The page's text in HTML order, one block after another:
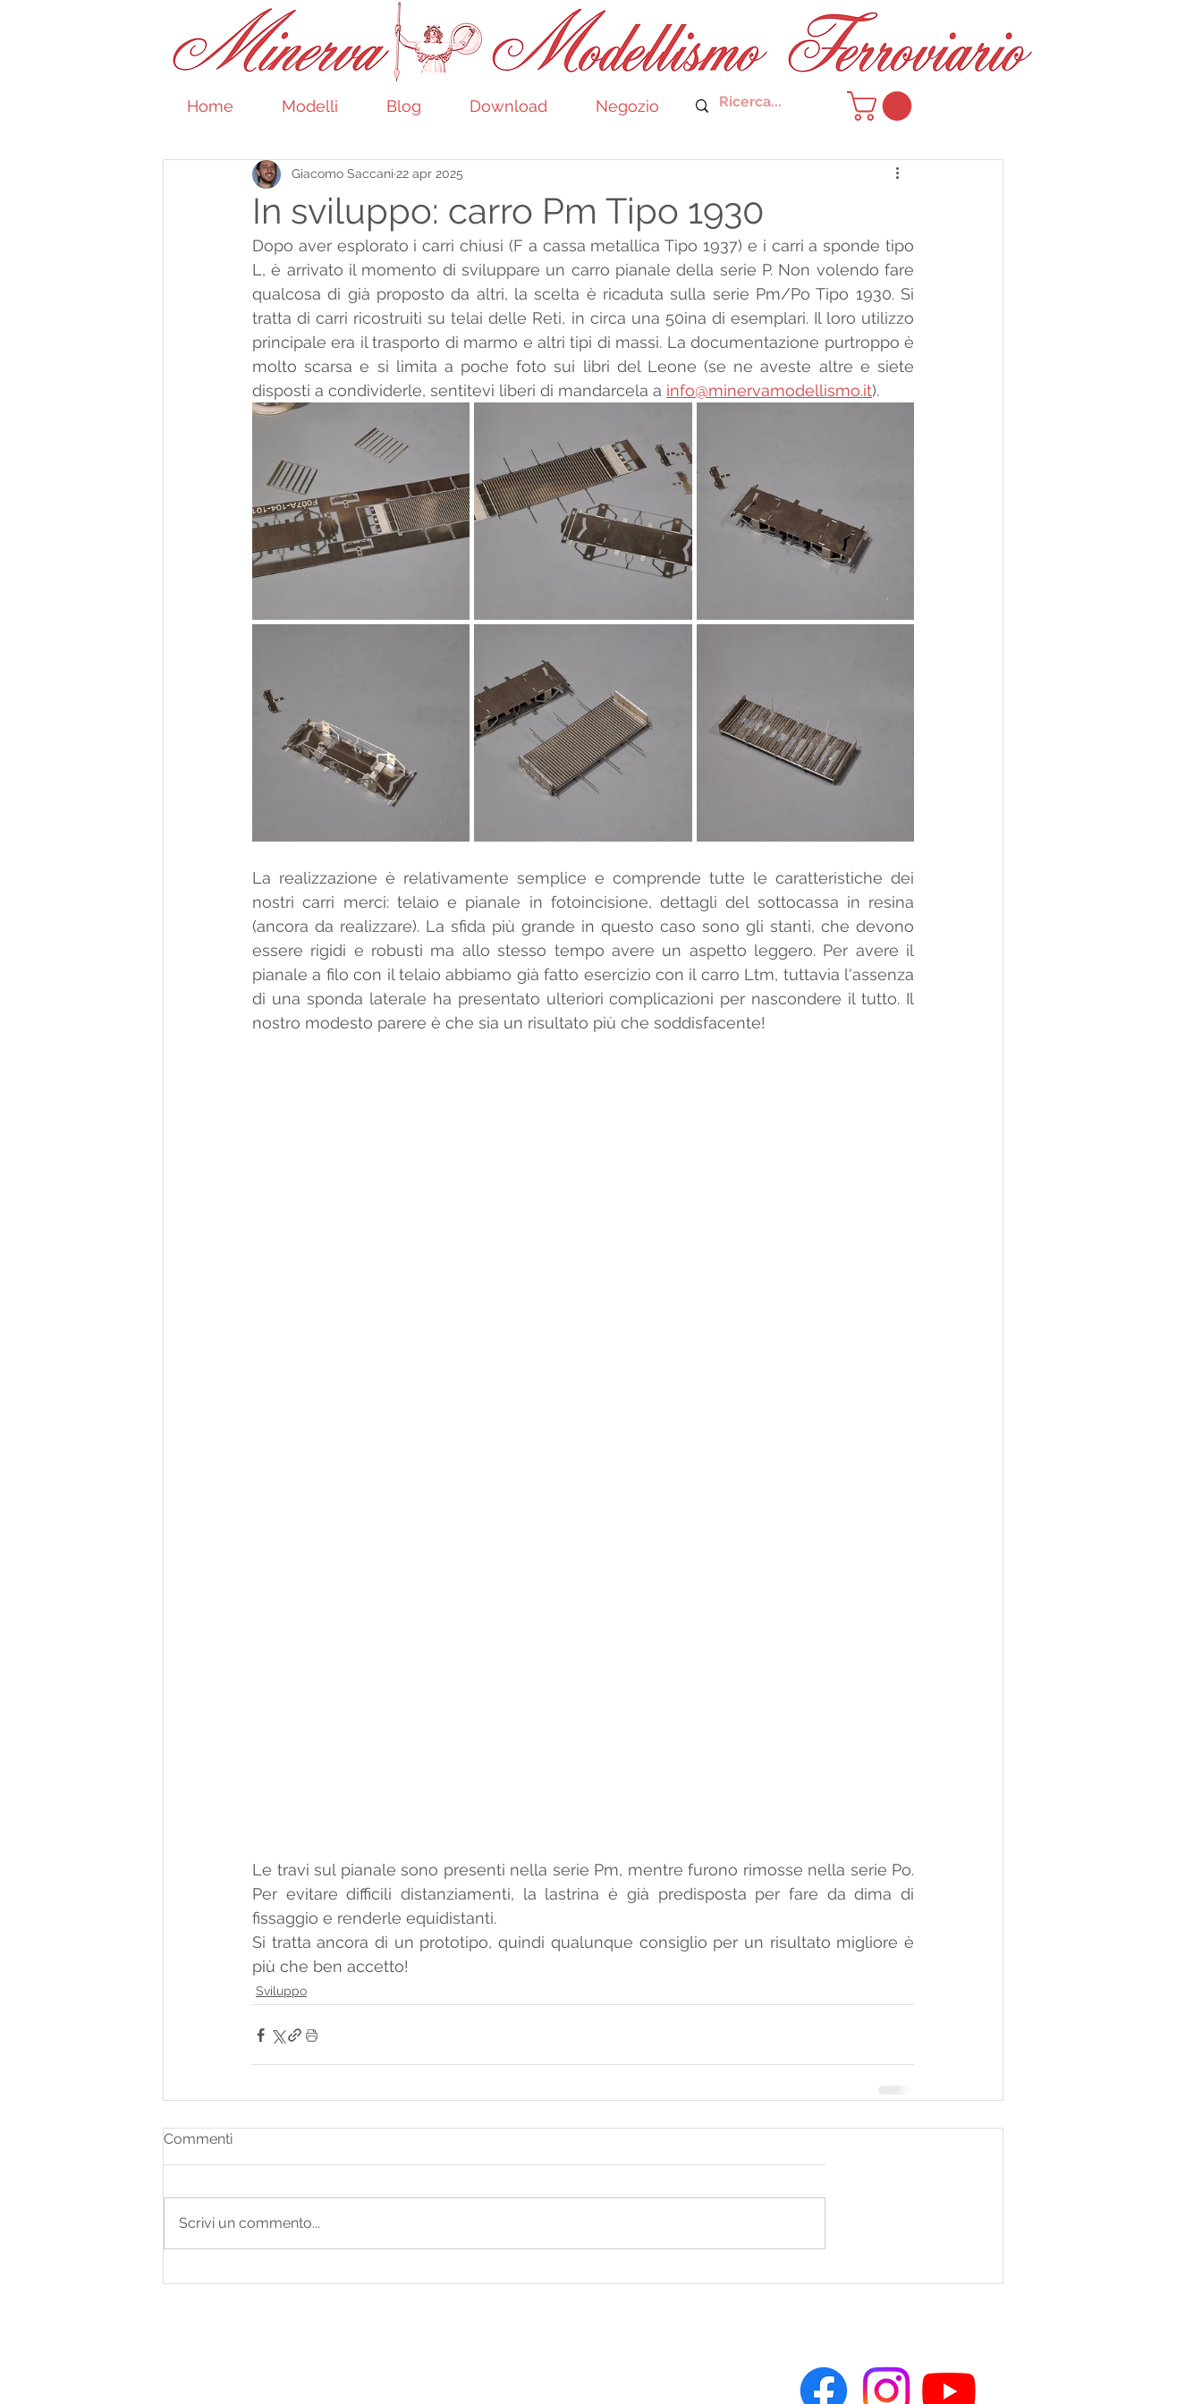
Home Modelli Blog Download Negozio
In sviluppo: carro Pm Tipo 1930
Giacomo Saccani 22 apr 2025
Dopo aver esplorato i carri chiusi (F a cassa metallica Tipo 1937) e i carri a sponde tipo
L, è arrivato il momento di sviluppare un carro pianale della serie P. Non volendo fare
qualcosa di già proposto da altri, la scelta è ricaduta sulla serie Pm/Po Tipo 1930. Si
tratta di carri ricostruiti su telai delle Reti, in circa una 50ina di esemplari. Il loro utilizzo
principale era il trasporto di marmo e altri tipi di massi. La documentazione purtroppo è
molto scarsa e si limita a poche foto sui libri del Leone (se ne aveste altre e siete
disposti a condividerle, sentitevi liberi di mandarcela a info@minervamodellismo.it).
La realizzazione è relativamente semplice e comprende tutte le caratteristiche dei
nostri carri merci: telaio e pianale in fotoincisione, dettagli del sottocassa in resina
(ancora da realizzare). La sfida più grande in questo caso sono gli stanti, che devono
essere rigidi e robusti ma allo stesso tempo avere un aspetto leggero. Per avere il
pianale a filo con il telaio abbiamo già fatto esercizio con il carro Ltm, tuttavia l'assenza
di una sponda laterale ha presentato ulteriori complicazioni per nascondere il tutto. Il
nostro modesto parere è che sia un risultato più che soddisfacente!
Le travi sul pianale sono presenti nella serie Pm, mentre furono rimosse nella serie Po.
Per evitare difficili distanziamenti, la lastrina è già predisposta per fare da dima di
fissaggio e renderle equidistanti.
Si tratta ancora di un prototipo, quindi qualunque consiglio per un risultato migliore è
più che ben accetto!
Sviluppo
Commenti
Scrivi un commento...